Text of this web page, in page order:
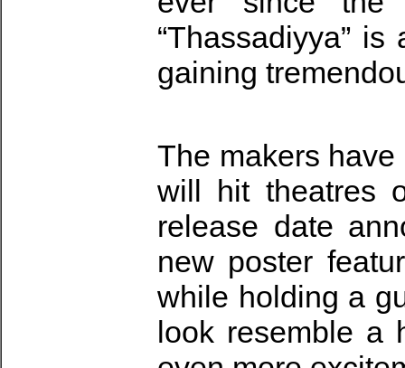
“Thassadiyya”
gaining
The makers
will hit theatres
release date
new poster
while holding a
look resemble a